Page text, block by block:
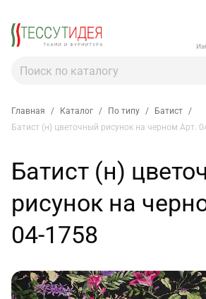
Главная / Каталог / По типу / Батист /
Батист (н) цветочный рисунок на черном Арт.
Батист (н)
рисунок на
04-1758